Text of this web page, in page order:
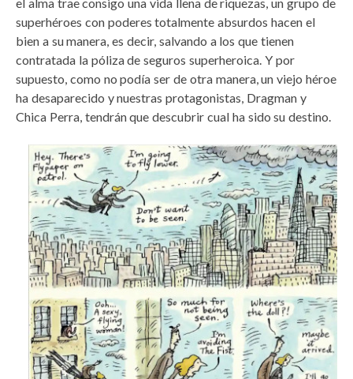
superhéroes con poderes totalmente absurdos hacen el
bien a su manera, es decir, salvando a los que tienen
contratada la póliza de seguros superheroica. Y por
supuesto, como no podía ser de otra manera, un viejo héroe
ha desaparecido y nuestras protagonistas, Dragman y
Chica Perra, tendrán que descubrir cual ha sido su destino.